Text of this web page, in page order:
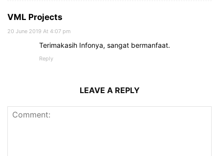
VML Projects
20 June 2019 At 4:07 pm
Terimakasih Infonya, sangat bermanfaat.
Reply
LEAVE A REPLY